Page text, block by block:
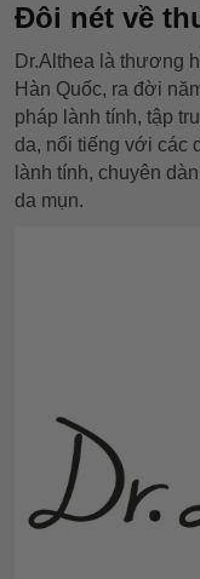
Đôi nét về
Dr.Althea là thương
Hàn Quốc, ra đời
pháp lành tính, tập
da, nổi tiếng với các
lành tính, chuyên
da mụn.